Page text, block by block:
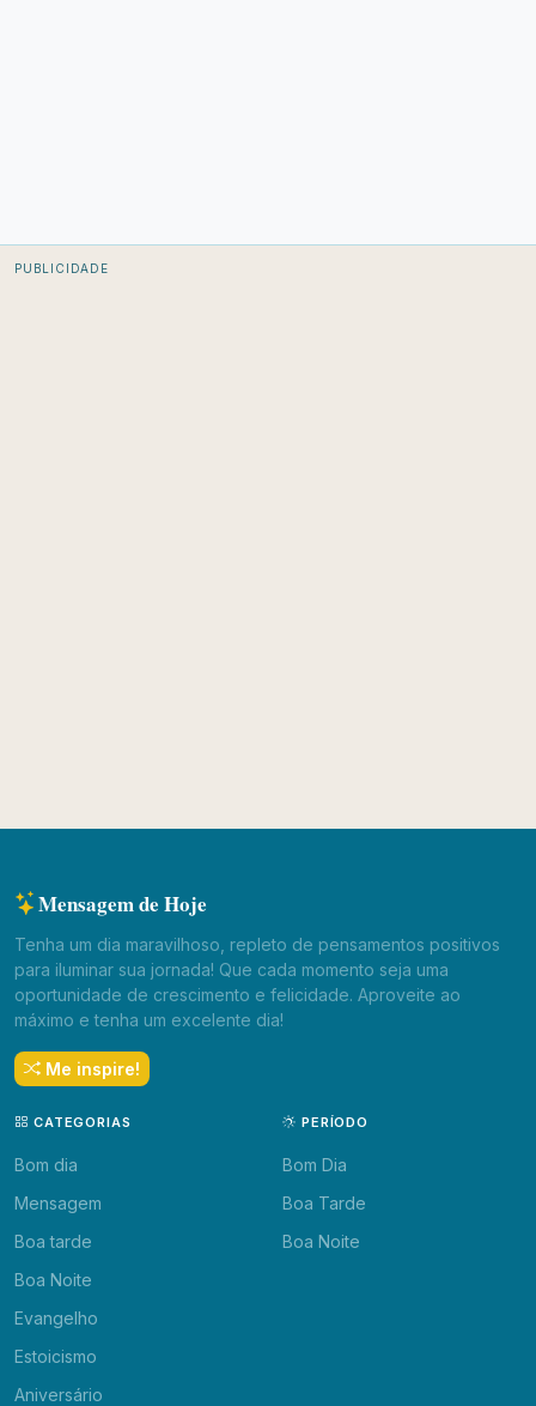
PUBLICIDADE
Mensagem de Hoje
Tenha um dia maravilhoso, repleto de pensamentos positivos
para iluminar sua jornada! Que cada momento seja uma
oportunidade de crescimento e felicidade. Aproveite ao
máximo e tenha um excelente dia!
Me inspire!
CATEGORIAS
Bom dia
Mensagem
Boa tarde
Boa Noite
Evangelho
Estoicismo
Aniversário
PERÍODO
Bom Dia
Boa Tarde
Boa Noite